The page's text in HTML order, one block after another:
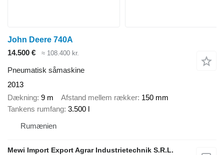
John Deere 740A
14.500 €
≈ 108.400 kr.
Pneumatisk såmaskine
2013
Dækning 9 m Afstand mellem rækker 150 mm
Tankens rumfang 3.500 l
Rumænien
Mewi Import Export Agrar Industrietechnik S.R.L.